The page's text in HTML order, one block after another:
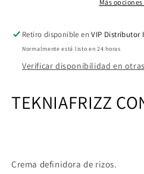
Más
Retiro disponible enVIP Distributor
Normalmente está listo en 24 horas
Verificar disponibilidad en
TEKNIAFRIZZ
Crema definidora de rizos.